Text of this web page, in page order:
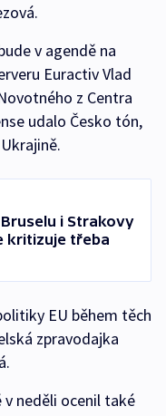
v agendě na
Euractiv Vlad
z Centra
udalo Česko tón,
i Strakovy
kritizuje třeba
EU během těch
zpravodajka
v neděli ocenil také